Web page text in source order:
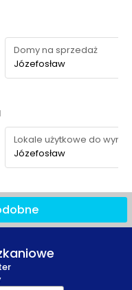
Domy na sprzedaż
Józefosław
Lokale użytkowe do
Józefosław